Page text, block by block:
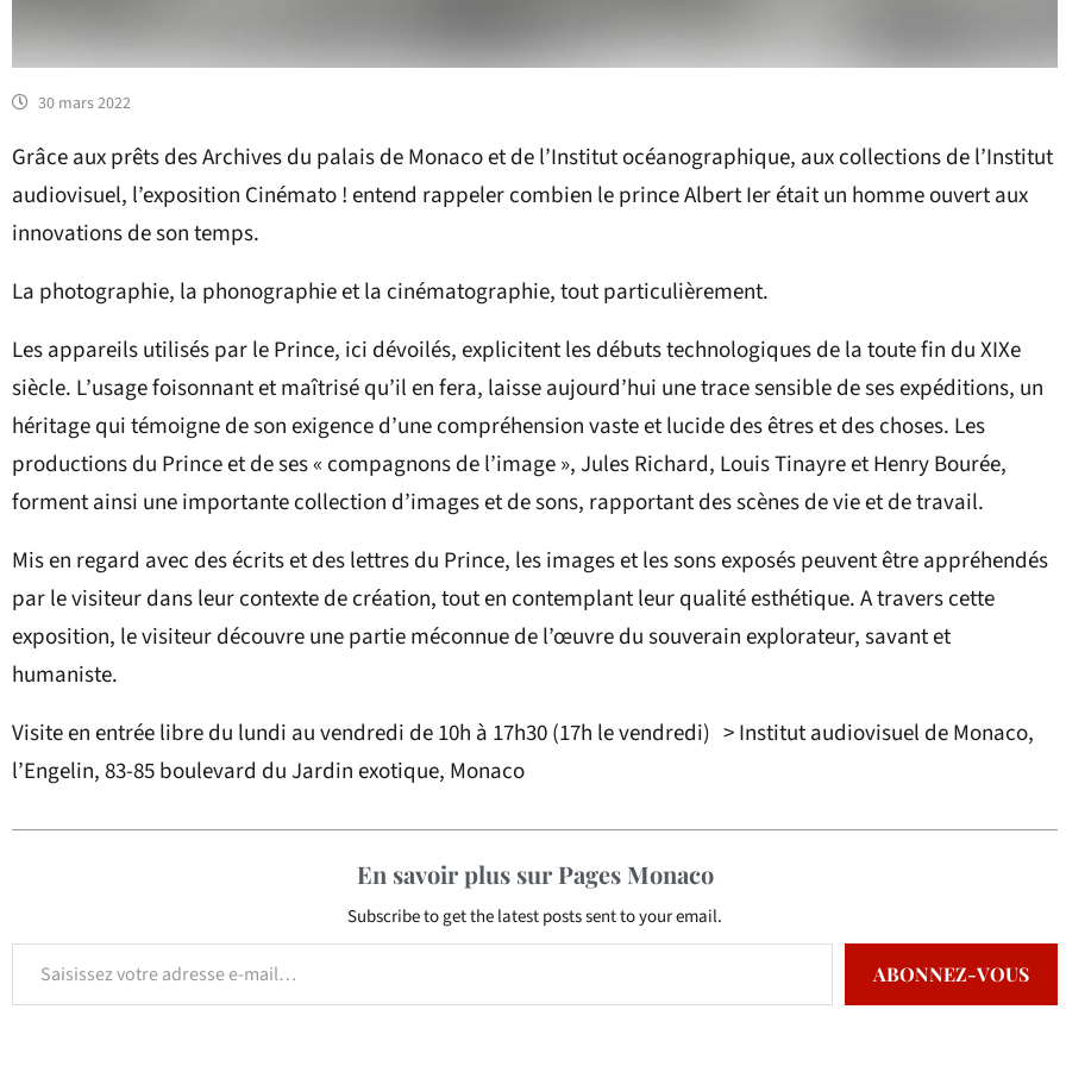
30 mars 2022
Grâce aux prêts des Archives du palais de Monaco et de l’Institut océanographique, aux collections de l’Institut
audiovisuel, l’exposition Cinémato ! entend rappeler combien le prince Albert Ier était un homme ouvert aux
innovations de son temps.
La photographie, la phonographie et la cinématographie, tout particulièrement.
Les appareils utilisés par le Prince, ici dévoilés, explicitent les débuts technologiques de la toute fin du XIXe
siècle. L’usage foisonnant et maîtrisé qu’il en fera, laisse aujourd’hui une trace sensible de ses expéditions, un
héritage qui témoigne de son exigence d’une compréhension vaste et lucide des êtres et des choses. Les
productions du Prince et de ses « compagnons de l’image », Jules Richard, Louis Tinayre et Henry Bourée,
forment ainsi une importante collection d’images et de sons, rapportant des scènes de vie et de travail.
Mis en regard avec des écrits et des lettres du Prince, les images et les sons exposés peuvent être appréhendés
par le visiteur dans leur contexte de création, tout en contemplant leur qualité esthétique. A travers cette
exposition, le visiteur découvre une partie méconnue de l’œuvre du souverain explorateur, savant et
humaniste.
Visite en entrée libre du lundi au vendredi de 10h à 17h30 (17h le vendredi) > Institut audiovisuel de Monaco,
l’Engelin, 83-85 boulevard du Jardin exotique, Monaco
En savoir plus sur Pages Monaco
Subscribe to get the latest posts sent to your email.
ABONNEZ-VOUS